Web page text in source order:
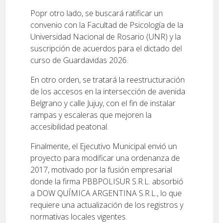
Popr otro lado, se buscará ratificar un
convenio con la Facultad de Psicología de la
Universidad Nacional de Rosario (UNR) y la
suscripción de acuerdos para el dictado del
curso de Guardavidas 2026.
En otro orden, se tratará la reestructuración
de los accesos en la intersección de avenida
Belgrano y calle Jujuy, con el fin de instalar
rampas y escaleras que mejoren la
accesibilidad peatonal.
Finalmente, el Ejecutivo Municipal envió un
proyecto para modificar una ordenanza de
2017, motivado por la fusión empresarial
donde la firma PBBPOLISUR S.R.L. absorbió
a DOW QUÍMICA ARGENTINA S.R.L., lo que
requiere una actualización de los registros y
normativas locales vigentes.